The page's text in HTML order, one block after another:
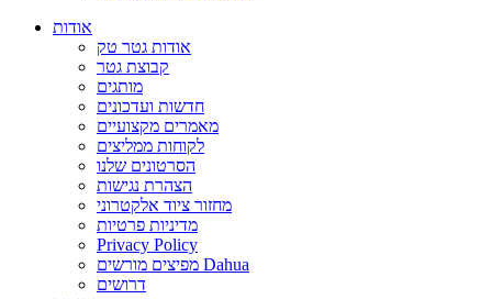
אודות
אודות גטר טק
קבוצת גטר
מותגים
חדשות ועדכונים
מאמרים מקצועיים
לקוחות ממליצים
הסרטונים שלנו
הצהרת נגישות
מחזור ציוד אלקטרוני
מדיניות פרטיות
Privacy Policy
מפיצים מורשים Dahua
דרושים